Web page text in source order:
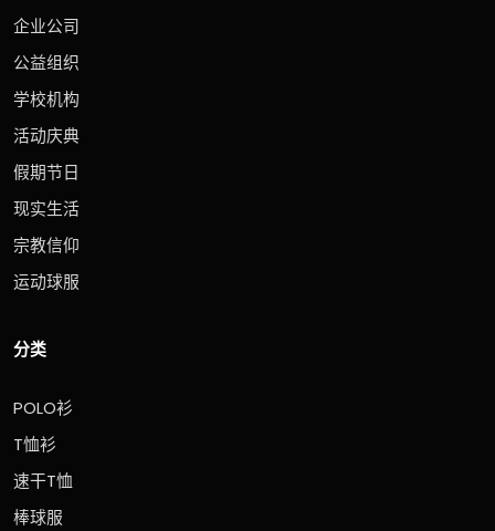
企业公司
公益组织
学校机构
活动庆典
假期节日
现实生活
宗教信仰
运动球服
分类
POLO衫
T恤衫
速干T恤
棒球服